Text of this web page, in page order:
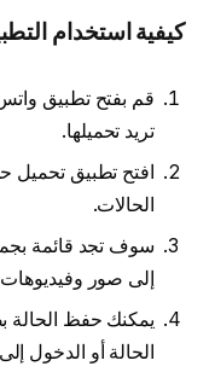
كيفية استخدام
قم بفتح تطبيق
تريد تحميلها.
افتح تطبيق تحميل
الحالات.
سوف تجد قائمة
إلى صور
يمكنك حفظ
الحالة أو الدخول